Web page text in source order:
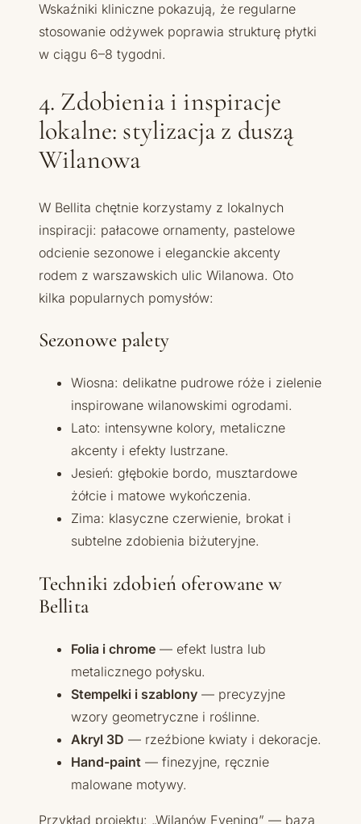
Wskaźniki kliniczne pokazują, że regularne
stosowanie odżywek poprawia strukturę płytki
w ciągu 6–8 tygodni.
4. Zdobienia i inspiracje
lokalne: stylizacja z duszą
Wilanowa
W Bellita chętnie korzystamy z lokalnych
inspiracji: pałacowe ornamenty, pastelowe
odcienie sezonowe i eleganckie akcenty
rodem z warszawskich ulic Wilanowa. Oto
kilka popularnych pomysłów:
Sezonowe palety
Wiosna: delikatne pudrowe róże i zielenie
inspirowane wilanowskimi ogrodami.
Lato: intensywne kolory, metaliczne
akcenty i efekty lustrzane.
Jesień: głębokie bordo, musztardowe
żółcie i matowe wykończenia.
Zima: klasyczne czerwienie, brokat i
subtelne zdobienia biżuteryjne.
Techniki zdobień oferowane w
Bellita
Folia i chrome — efekt lustra lub
metalicznego połysku.
Stempelki i szablony — precyzyjne
wzory geometryczne i roślinne.
Akryl 3D — rzeźbione kwiaty i dekoracje.
Hand-paint — finezyjne, ręcznie
malowane motywy.
Przykład projektu: „Wilanów Evening” — baza